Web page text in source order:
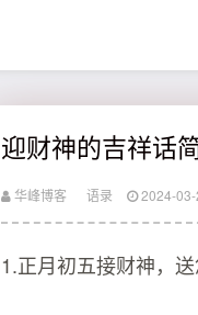
迎财神的吉祥话
华峰博客 语录 2024-
1.正月初五接财神，